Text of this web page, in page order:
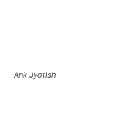
Ank Jyotish